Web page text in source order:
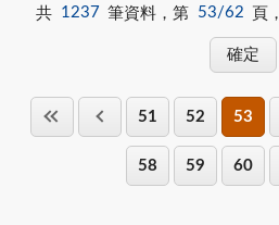
共 1237 筆資料，第 53/62 頁，
51 52 53
58 59 60